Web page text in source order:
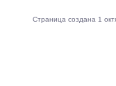
Страница создана 1